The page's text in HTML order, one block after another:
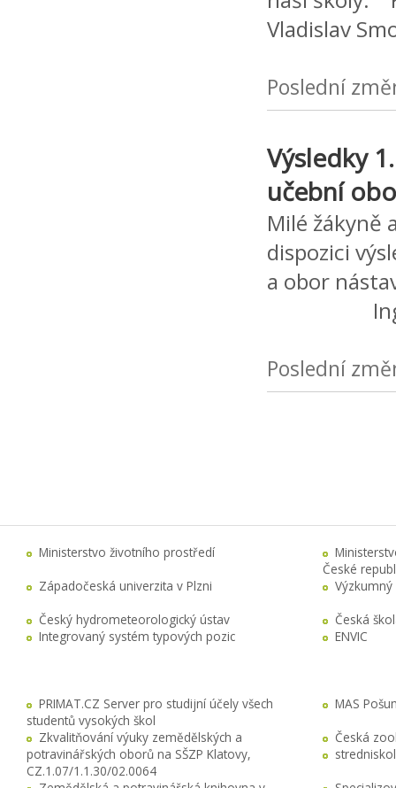
Vladislav
Poslední
Výsledky
učební
Milé žákyně
dispozici
a obor
Poslední
Ministerstvo životního prostředí
České
Západočeská univerzita v Plzni
Český hydrometeorologický ústav
Česká
Integrovaný systém typových pozic
ENVIC
PRIMAT.CZ Server pro studijní účely všech
studentů vysokých škol
MAS
Zkvalitňování výuky zemědělských a
potravinářských oborů na SŠZP Klatovy,
CZ.1.07/1.1.30/02.0064
Česká